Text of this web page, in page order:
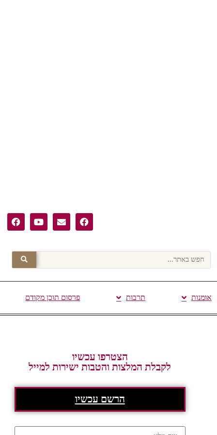
אומנות תרבות פרסום תוכן מקודם
הצטרפו עכשיו
לקבלת המלצות והטבות ישירות למייל
הרשם עכשיו